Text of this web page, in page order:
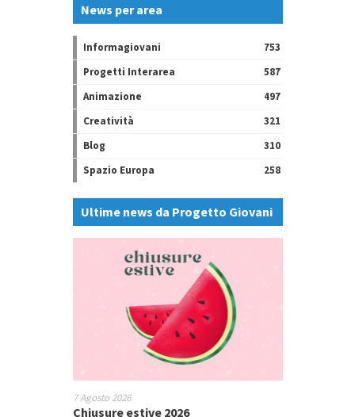
News per area
Informagiovani
753
Progetti Interarea
587
Animazione
497
Creatività
321
Blog
310
Spazio Europa
258
Ultime news da Progetto Giovani
7 Agosto 2026
Chiusure estive 2026